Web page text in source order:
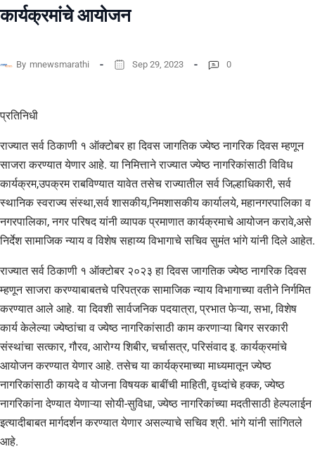
कार्यक्रमांचे आयोजन
By mnewsmarathi Sep 29, 2023 0
प्रतिनिधी
राज्यात सर्व ठिकाणी १ ऑक्टोबर हा दिवस जागतिक ज्येष्ठ नागरिक दिवस म्हणून
साजरा करण्यात येणार आहे. या निमित्ताने राज्यात ज्येष्ठ नागरिकांसाठी विविध
कार्यक्रम,उपक्रम राबविण्यात यावेत तसेच राज्यातील सर्व जिल्हाधिकारी, सर्व
स्थानिक स्वराज्य संस्था,सर्व शासकीय,निमशासकीय कार्यालये, महानगरपालिका व
नगरपालिका, नगर परिषद यांनी व्यापक प्रमाणात कार्यक्रमाचे आयोजन करावे,असे
निर्देश सामाजिक न्याय व विशेष सहाय्य विभागाचे सचिव सुमंत भांगे यांनी दिले आहेत.
राज्यात सर्व ठिकाणी १ ऑक्टोबर २०२३ हा दिवस जागतिक ज्येष्ठ नागरिक दिवस
म्हणून साजरा करण्याबाबतचे परिपत्रक सामाजिक न्याय विभागाच्या वतीने निर्गमित
करण्यात आले आहे. या दिवशी सार्वजनिक पदयात्रा, प्रभात फेऱ्या, सभा, विशेष
कार्य केलेल्या ज्येष्ठांचा व ज्येष्ठ नागरिकांसाठी काम करणाऱ्या बिगर सरकारी
संस्थांचा सत्कार, गौरव, आरोग्य शिबीर, चर्चासत्र, परिसंवाद इ. कार्यक्रमांचे
आयोजन करण्यात येणार आहे. तसेच या कार्यक्रमाच्या माध्यमातून ज्येष्ठ
नागरिकांसाठी कायदे व योजना विषयक बाबींची माहिती, वृध्दांचे हक्क, ज्येष्ठ
नागरिकांना देण्यात येणाऱ्या सोयी-सुविधा, ज्येष्ठ नागरिकांच्या मदतीसाठी हेल्पलाईन
इत्यादीबाबत मार्गदर्शन करण्यात येणार असल्याचे सचिव श्री. भांगे यांनी सांगितले
आहे.